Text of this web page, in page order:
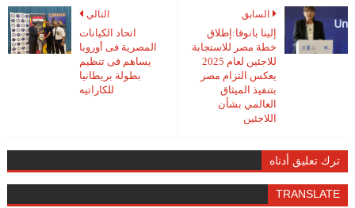
التالي
اتحاد الكيانات
المصرية فى أوروبا
يساهم فى تنظيم
بطولة بريطانيا
للكاراتيه
السابق
إلينا بانوفا:إطلاق
خطة مصر للاستجابة
للاجئين لعام 2025
يعكس التزام مصر
بتنفيذ الميثاق
العالمي بشأن
اللاجئين
ترك تعليق أدناه
TRANSLATE